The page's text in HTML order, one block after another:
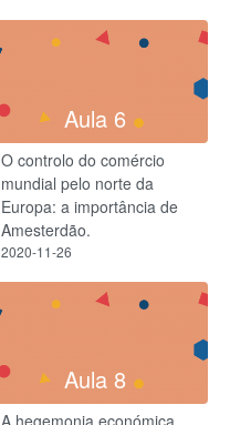
Aula 6
O controlo do comércio
mundial pelo norte da
Europa: a importância de
Amesterdão.
2020-11-26
Aula 8